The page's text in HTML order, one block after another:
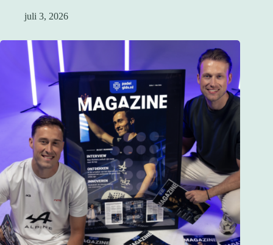
juli 3, 2026